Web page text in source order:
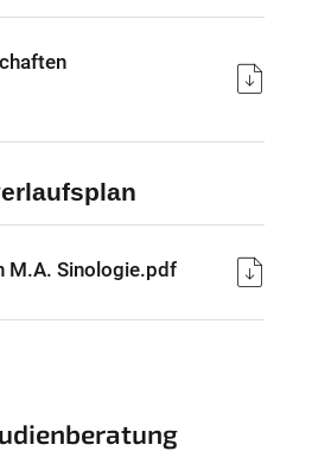
M.A. Sinologie.pdf